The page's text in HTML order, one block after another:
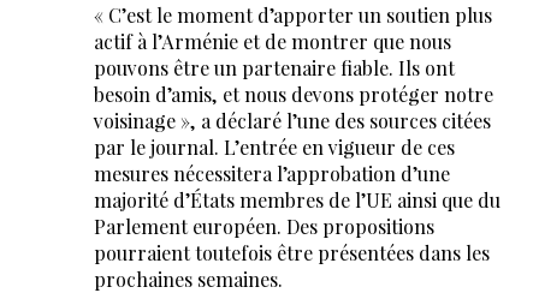
« C’est le moment d’apporter un soutien plus
actif à l’Arménie et de montrer que nous
pouvons être un partenaire fiable. Ils ont
besoin d’amis, et nous devons protéger notre
voisinage », a déclaré l’une des sources citées
par le journal. L’entrée en vigueur de ces
mesures nécessitera l’approbation d’une
majorité d’États membres de l’UE ainsi que du
Parlement européen. Des propositions
pourraient toutefois être présentées dans les
prochaines semaines.